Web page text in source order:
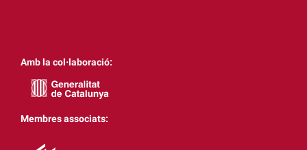
Amb la col·laboració:
Membres associats: